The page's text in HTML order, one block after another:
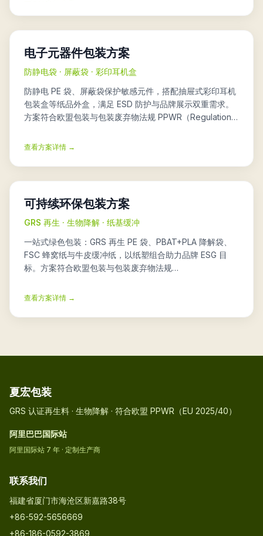
电子元器件包装方案
防静电袋 · 屏蔽袋 · 彩印耳机盒
防静电 PE 袋、屏蔽袋保护敏感元件，搭配抽屉式彩印耳机
包装盒等纸品外盒，满足 ESD 防护与品牌展示双重需求。
方案符合欧盟包装与包装废弃物法规 PPWR（Regulation
查看方案详情 →
可持续环保包装方案
GRS 再生 · 生物降解 · 纸基缓冲
一站式绿色包装：GRS 再生 PE 袋、PBAT+PLA 降解袋、
FSC 蜂窝纸与牛皮缓冲纸，以纸塑组合助力品牌 ESG 目
标。方案符合欧盟包装与包装废弃物法规
查看方案详情 →
夏宏包装
GRS 认证再生料 · 生物降解 · 符合欧盟 PPWR（EU 2025/40）
阿里巴巴国际站
阿里国际站 7 年 · 定制生产商
联系我们
福建省厦门市海沧区新嘉路38号
+86-592-5656669
+86-186-0592-3869